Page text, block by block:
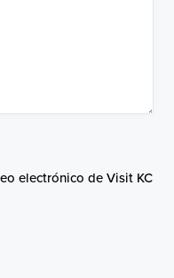
electrónico de Visit KC